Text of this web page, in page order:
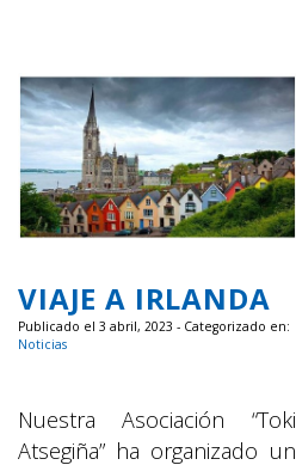
VIAJE A IRLANDA
Publicado el 3 abril, 2023 - Categorizado en:
Noticias
Nuestra Asociación “Toki
Atsegiña” ha organizado un